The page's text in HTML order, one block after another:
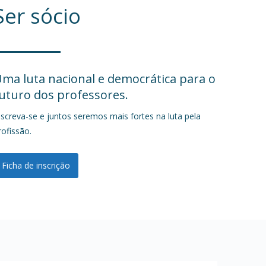
sócio
luta nacional e democrática para o
dos professores.
se e juntos seremos mais fortes na luta pela
Ficha de inscrição